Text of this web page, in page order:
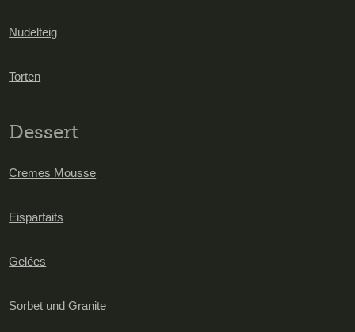
Nudelteig
Torten
Dessert
Cremes Mousse
Eisparfaits
Gelées
Sorbet und Granite